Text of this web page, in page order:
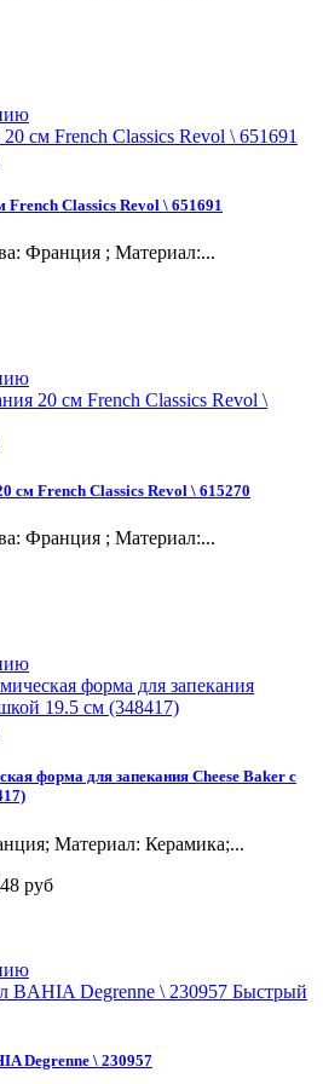
Classics Revol \ 651691
Франция ; Материал:...
см French Classics Revol \ 615270
Франция ; Материал:...
форма для запекания Cheese Baker с
Материал: Керамика;...
руб
Быстрый
Degrenne \ 230957